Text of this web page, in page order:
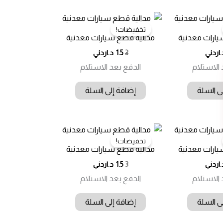
معدنية
الاستلام
السلة
تخفيضات!
مدالية قطع سيارات معدنية
3السعر
هو:
1.5السعر
هو:
د.اردني
الدفع بعد الاستلام
إضافة إلى السلة
معدنية
الاستلام
السلة
تخفيضات!
مدالية قطع سيارات معدنية
3السعر
هو:
1.5السعر
هو:
د.اردني
الدفع بعد الاستلام
إضافة إلى السلة